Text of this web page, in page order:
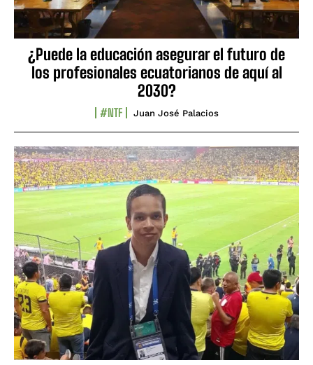
¿Puede la educación asegurar el futuro de
los profesionales ecuatorianos de aquí al
2030?
#NTF Juan José Palacios